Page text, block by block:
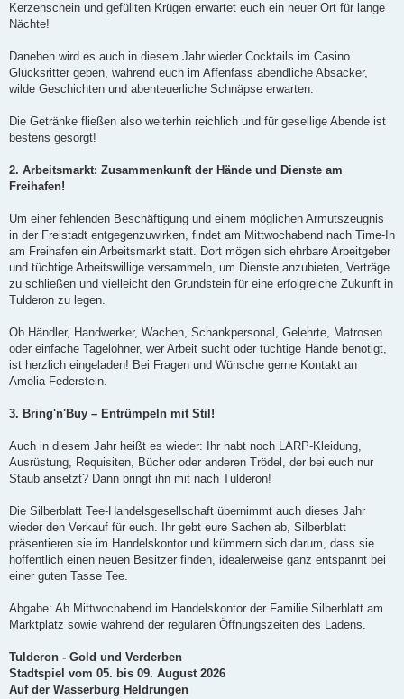
Kerzenschein und gefüllten Krügen erwartet euch ein neuer Ort für lange
Nächte!
Daneben wird es auch in diesem Jahr wieder Cocktails im Casino
Glücksritter geben, während euch im Affenfass abendliche Absacker,
wilde Geschichten und abenteuerliche Schnäpse erwarten.
Die Getränke fließen also weiterhin reichlich und für gesellige Abende ist
bestens gesorgt!
2. Arbeitsmarkt: Zusammenkunft der Hände und Dienste am
Freihafen!
Um einer fehlenden Beschäftigung und einem möglichen Armutszeugnis
in der Freistadt entgegenzuwirken, findet am Mittwochabend nach Time-In
am Freihafen ein Arbeitsmarkt statt. Dort mögen sich ehrbare Arbeitgeber
und tüchtige Arbeitswillige versammeln, um Dienste anzubieten, Verträge
zu schließen und vielleicht den Grundstein für eine erfolgreiche Zukunft in
Tulderon zu legen.
Ob Händler, Handwerker, Wachen, Schankpersonal, Gelehrte, Matrosen
oder einfache Tagelöhner, wer Arbeit sucht oder tüchtige Hände benötigt,
ist herzlich eingeladen! Bei Fragen und Wünsche gerne Kontakt an
Amelia Federstein.
3. Bring'n'Buy – Entrümpeln mit Stil!
Auch in diesem Jahr heißt es wieder: Ihr habt noch LARP-Kleidung,
Ausrüstung, Requisiten, Bücher oder anderen Trödel, der bei euch nur
Staub ansetzt? Dann bringt ihn mit nach Tulderon!
Die Silberblatt Tee-Handelsgesellschaft übernimmt auch dieses Jahr
wieder den Verkauf für euch. Ihr gebt eure Sachen ab, Silberblatt
präsentieren sie im Handelskontor und kümmern sich darum, dass sie
hoffentlich einen neuen Besitzer finden, idealerweise ganz entspannt bei
einer guten Tasse Tee.
Abgabe: Ab Mittwochabend im Handelskontor der Familie Silberblatt am
Marktplatz sowie während der regulären Öffnungszeiten des Ladens.
Tulderon - Gold und Verderben
Stadtspiel vom 05. bis 09. August 2026
Auf der Wasserburg Heldrungen